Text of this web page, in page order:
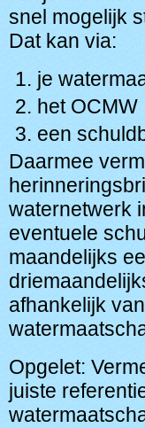
snel mogelijk
Dat kan via:
je
het OCMW
een
Daarmee
waternetwerk
eventuele
maandelijks
afhankelijk
Opgelet:
juiste